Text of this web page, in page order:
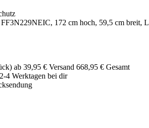
172 cm hoch, 59,5 cm breit,
ab 39,95 € Versand 668,95 € Gesamt
4 Werktagen bei dir